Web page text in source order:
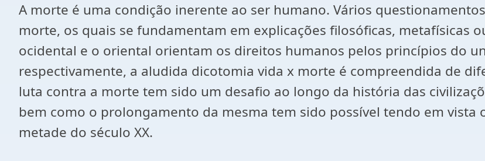
A morte é uma condição inerente ao ser humano. Vários
morte, os quais se fundamentam em explicações filosóficas, metafísicas
ocidental e o oriental orientam os direitos humanos pelos princípios do
respectivamente, a aludida dicotomia vida x morte é compreendida de
luta contra a morte tem sido um desafio ao longo da história das
bem como o prolongamento da mesma tem sido possível tendo em
metade do século XX.